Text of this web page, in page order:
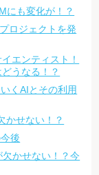
にも変化が！？
ロジェクトを発
エンティスト！
うなる！？
くAIとその利用
かせない！？
後
かせない！？今